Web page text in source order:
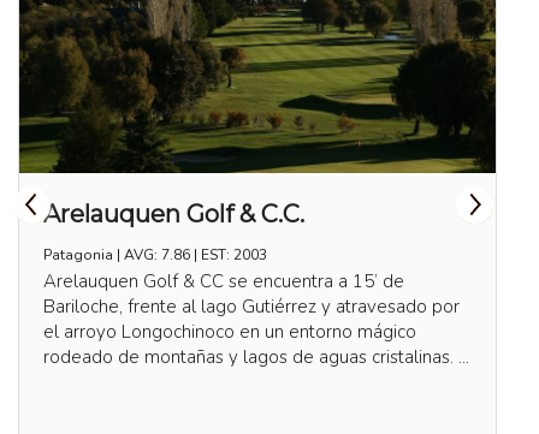
Arelauquen Golf & C.C.
Patagonia | AVG: 7.86 | EST: 2003
Arelauquen Golf & CC se encuentra a 15’ de
Bariloche, frente al lago Gutiérrez y atravesado por
el arroyo Longochinoco en un entorno mágico
rodeado de montañas y lagos de aguas cristalinas. ...